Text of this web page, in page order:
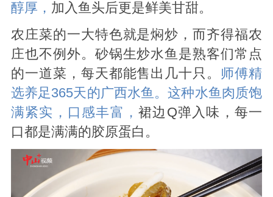
醇厚， 加入鱼头后更是鲜美甘甜。
农庄菜的一大特色就是焖炒，而齐得福农
庄也不例外。砂锅生炒水鱼是熟客们常点
的一道菜，每天都能售出几十只。 师傅精
选养足365天的广西水鱼。这种水鱼肉质饱
满紧实，口感丰富，裙边Q弹入味，每一
口都是满满的胶原蛋白。